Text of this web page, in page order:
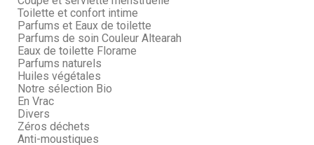
Toilette et confort intime
Parfums et Eaux de toilette
Parfums de soin Couleur Altearah
Eaux de toilette Florame
Parfums naturels
Huiles végétales
Notre sélection Bio
En Vrac
Divers
Zéros déchets
Anti-moustiques